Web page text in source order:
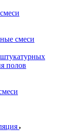
смеси
полов